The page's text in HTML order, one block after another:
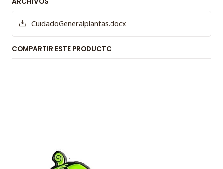
CuidadoGeneralplantas.docx
COMPARTIR ESTE PRODUCTO